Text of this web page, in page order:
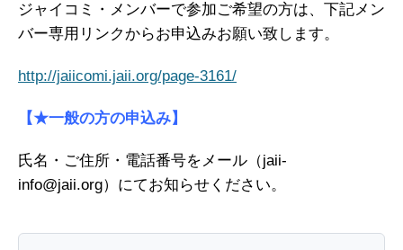
ジャイコミ・メンバーで参加ご希望の方は、下記メン
バー専用リンクからお申込みお願い致します。
http://jaiicomi.jaii.org/page-3161/
【★一般の方の申込み】
氏名・ご住所・電話番号をメール（jaii-
info@jaii.org）にてお知らせください。